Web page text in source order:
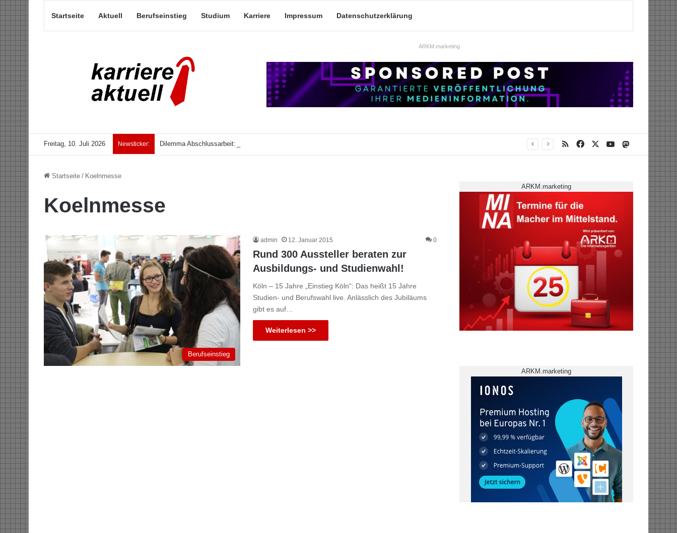
Startseite Aktuell Berufseinstieg Studium Karriere Impressum Datenschutzerklärung
ARKM.marketing
Freitag, 10. Juli 2026 Newsticker: Dilemma Abschlussarbeit: Was taugt die akademische Schützenhilfe? RSS Facebook YouTubeMastodon
Startseite / Koelnmesse
Koelnmesse
Berufseinstieg
admin 12. Januar 2015 0
Rund 300 Aussteller beraten zur
Ausbildungs- und Studienwahl!
Köln – 15 Jahre „Einstieg Köln“: Das heißt 15 Jahre
Studien- und Berufswahl live. Anlässlich des Jubiläums
gibt es auf…
Weiterlesen >>
ARKM.marketing
ARKM.marketing